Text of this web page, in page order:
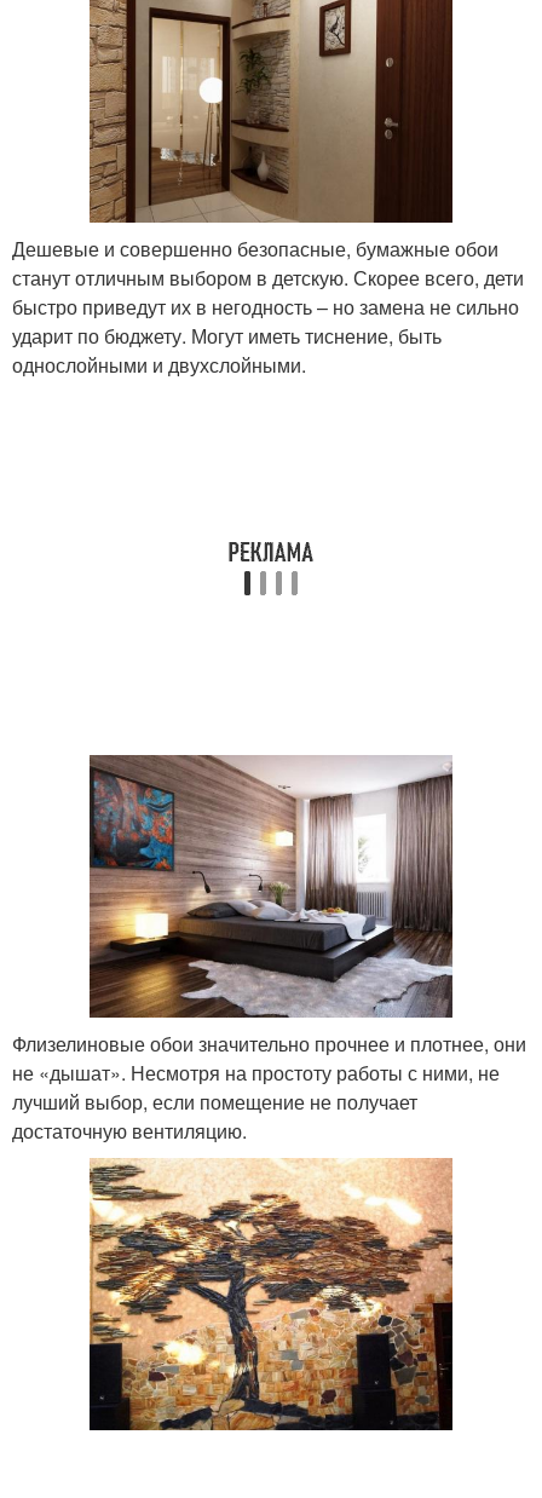
Дешевые и совершенно безопасные, бумажные обои
станут отличным выбором в детскую. Скорее всего, дети
быстро приведут их в негодность – но замена не сильно
ударит по бюджету. Могут иметь тиснение, быть
однослойными и двухслойными.
Флизелиновые обои значительно прочнее и плотнее, они
не «дышат». Несмотря на простоту работы с ними, не
лучший выбор, если помещение не получает
достаточную вентиляцию.